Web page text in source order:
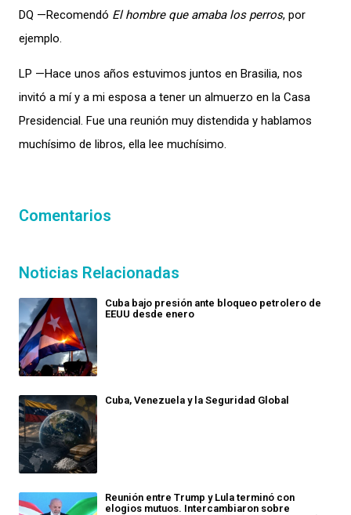
DQ —Recomendó El hombre que amaba los perros, por
ejemplo.
LP —Hace unos años estuvimos juntos en Brasilia, nos
invitó a mí y a mi esposa a tener un almuerzo en la Casa
Presidencial. Fue una reunión muy distendida y hablamos
muchísimo de libros, ella lee muchísimo.
Comentarios
Noticias Relacionadas
Cuba bajo presión ante bloqueo petrolero de
EEUU desde enero
Cuba, Venezuela y la Seguridad Global
Reunión entre Trump y Lula terminó con
elogios mutuos. Intercambiaron sobre